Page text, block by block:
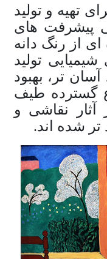
تهیه و تولید
پیشرفت های
از رنگ دانه
تولید
تر، بهبود
گسترده طیف
نقاشی و
تر شده اند.